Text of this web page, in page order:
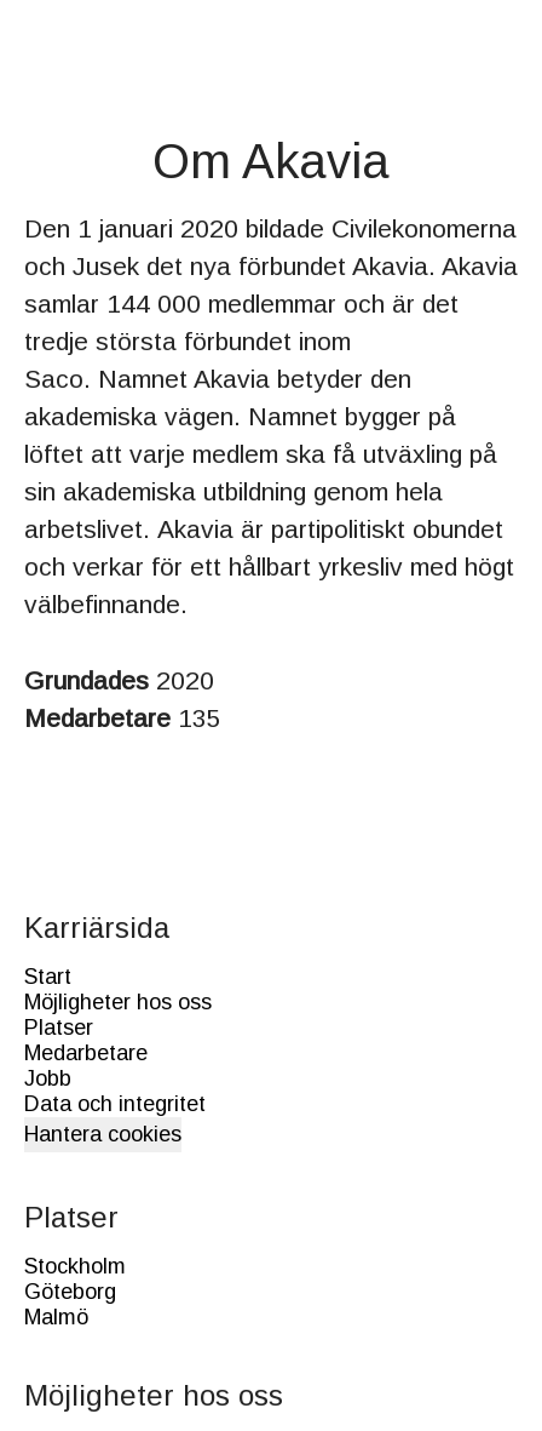
Om Akavia
Den 1 januari 2020 bildade Civilekonomerna
och Jusek det nya förbundet Akavia. Akavia
samlar 144 000 medlemmar och är det
tredje största förbundet inom
Saco. Namnet Akavia betyder den
akademiska vägen. Namnet bygger på
löftet att varje medlem ska få utväxling på
sin akademiska utbildning genom hela
arbetslivet. Akavia är partipolitiskt obundet
och verkar för ett hållbart yrkesliv med högt
välbefinnande.
Grundades 2020
Medarbetare 135
Karriärsida
Start
Möjligheter hos oss
Platser
Medarbetare
Jobb
Data och integritet
Hantera cookies
Platser
Stockholm
Göteborg
Malmö
Möjligheter hos oss